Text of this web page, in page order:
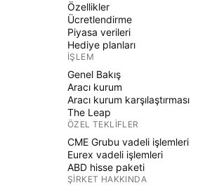
Özellikler
Ücretlendirme
Piyasa verileri
Hediye planları
İŞLEM
Genel Bakış
Aracı kurum
Aracı kurum karşılaştırması
The Leap
ÖZEL TEKLIFLER
CME Grubu vadeli işlemleri
Eurex vadeli işlemleri
ABD hisse paketi
ŞIRKET HAKKINDA